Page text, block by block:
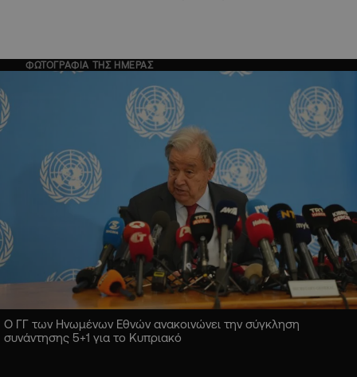
ΦΩΤΟΓΡΑΦΙΑ ΤΗΣ ΗΜΕΡΑΣ
Ο ΓΓ των Ηνωμένων Εθνών ανακοινώνει την σύγκληση
συνάντησης 5+1 για το Κυπριακό